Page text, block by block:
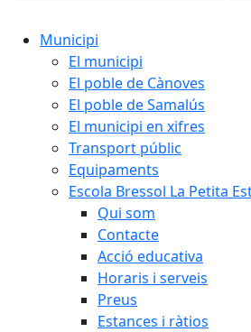
Municipi
El municipi
El poble de Cànoves
El poble de Samalús
El municipi en xifres
Transport públic
Equipaments
Escola Bressol La Petita
Qui som
Contacte
Acció educativa
Horaris i serveis
Preus
Estances i ràtios